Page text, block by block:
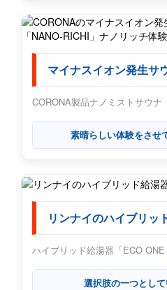
マイナスイオン発生サ
CORONA製品ナノミストサウナ
素晴らしい体験をさせ
リンナイのハイブリッ
ハイブリッド給湯器「ECO
選択肢の一つとして